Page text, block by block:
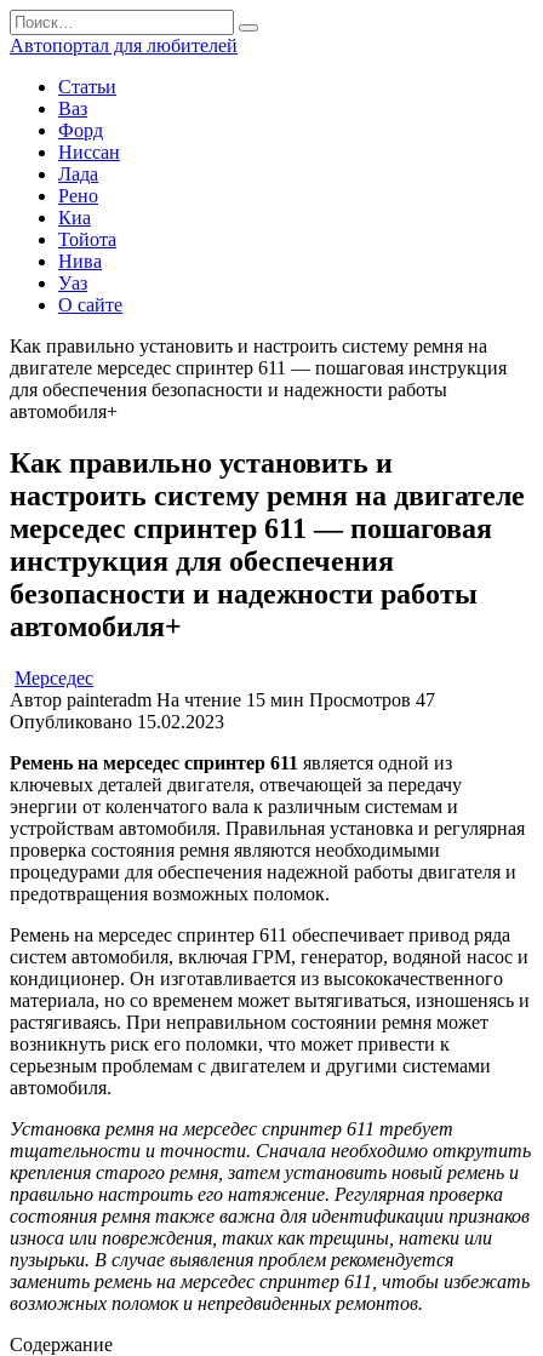
Перейти
к
содержанию
Search
for:
Автопортал для любителей
Статьи
Ваз
Форд
Ниссан
Лада
Рено
Киа
Тойота
Нива
Уаз
О сайте
Как правильно установить и настроить систему ремня на
двигателе мерседес спринтер 611 — пошаговая инструкция
для обеспечения безопасности и надежности работы
автомобиля+
Как правильно установить и
настроить систему ремня на двигателе
мерседес спринтер 611 — пошаговая
инструкция для обеспечения
безопасности и надежности работы
автомобиля+
Мерседес
Автор painteradm На чтение 15 мин Просмотров 47
Опубликовано 15.02.2023
Ремень на мерседес спринтер 611 является одной из
ключевых деталей двигателя, отвечающей за передачу
энергии от коленчатого вала к различным системам и
устройствам автомобиля. Правильная установка и регулярная
проверка состояния ремня являются необходимыми
процедурами для обеспечения надежной работы двигателя и
предотвращения возможных поломок.
Ремень на мерседес спринтер 611 обеспечивает привод ряда
систем автомобиля, включая ГРМ, генератор, водяной насос и
кондиционер. Он изготавливается из высококачественного
материала, но со временем может вытягиваться, изношенясь и
растягиваясь. При неправильном состоянии ремня может
возникнуть риск его поломки, что может привести к
серьезным проблемам с двигателем и другими системами
автомобиля.
Установка ремня на мерседес спринтер 611 требует
тщательности и точности. Сначала необходимо открутить
крепления старого ремня, затем установить новый ремень и
правильно настроить его натяжение. Регулярная проверка
состояния ремня также важна для идентификации признаков
износа или повреждения, таких как трещины, натеки или
пузырьки. В случае выявления проблем рекомендуется
заменить ремень на мерседес спринтер 611, чтобы избежать
возможных поломок и непредвиденных ремонтов.
Содержание